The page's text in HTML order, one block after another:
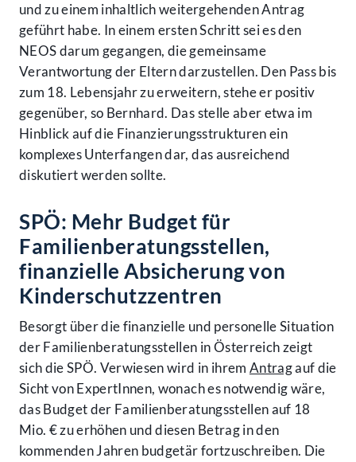
und zu einem inhaltlich weitergehenden Antrag
geführt habe. In einem ersten Schritt sei es den
NEOS darum gegangen, die gemeinsame
Verantwortung der Eltern darzustellen. Den Pass bis
zum 18. Lebensjahr zu erweitern, stehe er positiv
gegenüber, so Bernhard. Das stelle aber etwa im
Hinblick auf die Finanzierungsstrukturen ein
komplexes Unterfangen dar, das ausreichend
diskutiert werden sollte.
SPÖ: Mehr Budget für
Familienberatungsstellen,
finanzielle Absicherung von
Kinderschutzzentren
Besorgt über die finanzielle und personelle Situation
der Familienberatungsstellen in Österreich zeigt
sich die SPÖ. Verwiesen wird in ihrem Antragauf die
Sicht von ExpertInnen, wonach es notwendig wäre,
das Budget der Familienberatungsstellen auf 18
Mio. € zu erhöhen und diesen Betrag in den
kommenden Jahren budgetär fortzuschreiben. Die